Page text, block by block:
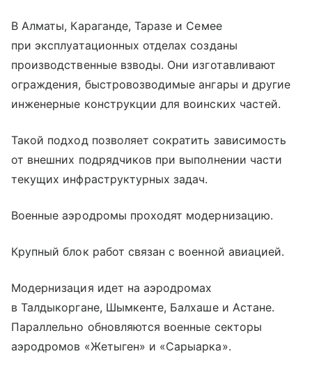
В Алматы, Караганде, Таразе и Семее
при эксплуатационных отделах созданы
производственные взводы. Они изготавливают
ограждения, быстровозводимые ангары и другие
инженерные конструкции для воинских частей.
Такой подход позволяет сократить зависимость
от внешних подрядчиков при выполнении части
текущих инфраструктурных задач.
Военные аэродромы проходят модернизацию.
Крупный блок работ связан с военной авиацией.
Модернизация идет на аэродромах
в Талдыкоргане, Шымкенте, Балхаше и Астане.
Параллельно обновляются военные секторы
аэродромов «Жетыген» и «Сарыарка».